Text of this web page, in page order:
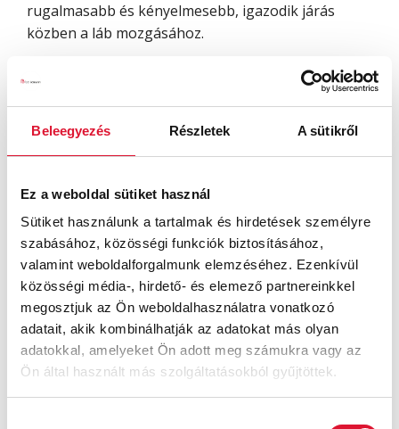
Beleegyezés Részletek A sütikről
Ez a weboldal sütiket használ
Sütiket használunk a tartalmak és hirdetések személyre
szabásához, közösségi funkciók biztosításához,
valamint weboldalforgalmunk elemzéséhez. Ezenkívül
közösségi média-, hirdető- és elemező partnereinkkel
megosztjuk az Ön weboldalhasználatra vonatkozó
adatait, akik kombinálhatják az adatokat más olyan
adatokkal, amelyeket Ön adott meg számukra vagy az
Ön által használt más szolgáltatásokból gyűjtöttek.
rugalmasabb és kényelmesebb, igazodik járás
közben a láb mozgásához.
Hasonló termékek
Daria Max